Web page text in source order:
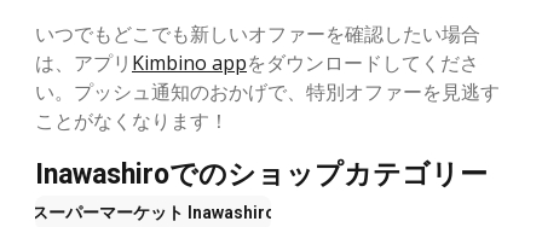
いつでもどこでも新しいオファーを確認したい場合
は、アプリ Kimbino appをダウンロードしてくださ
い。プッシュ通知のおかげで、特別オファーを見逃す
ことがなくなります！
Inawashiroでのショップカテゴリー
スーパーマーケット Inawashiro